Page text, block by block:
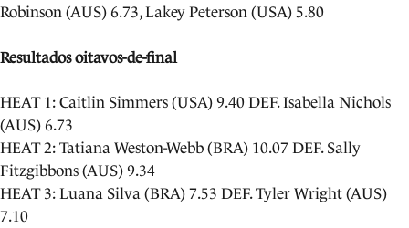
Robinson (AUS) 6.73, Lakey Peterson (USA) 5.80
Resultados oitavos-de-final
HEAT 1: Caitlin Simmers (USA) 9.40 DEF. Isabella Nichols
(AUS) 6.73
HEAT 2: Tatiana Weston-Webb (BRA) 10.07 DEF. Sally
Fitzgibbons (AUS) 9.34
HEAT 3: Luana Silva (BRA) 7.53 DEF. Tyler Wright (AUS)
7.10